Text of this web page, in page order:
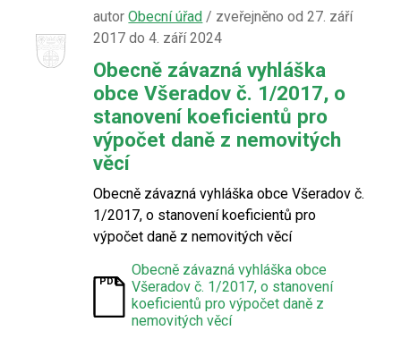
autorObecní úřad / zveřejněno od 27. září
2017 do 4. září 2024
Obecně závazná vyhláška
obce Všeradov č. 1/2017, o
stanovení koeficientů pro
výpočet daně z nemovitých
věcí
Obecně závazná vyhláška obce Všeradov č.
1/2017, o stanovení koeficientů pro
výpočet daně z nemovitých věcí
Obecně závazná vyhláška obce
Všeradov č. 1/2017, o stanovení
koeficientů pro výpočet daně z
nemovitých věcí